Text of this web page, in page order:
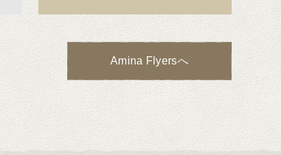
Amina Flyersへ